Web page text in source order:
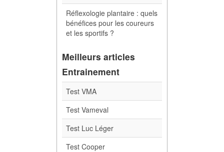
Réflexologie plantaire : quels
bénéfices pour les coureurs
et les sportifs ?
Meilleurs articles
Entrainement
Test VMA
Test Vameval
Test Luc Léger
Test Cooper